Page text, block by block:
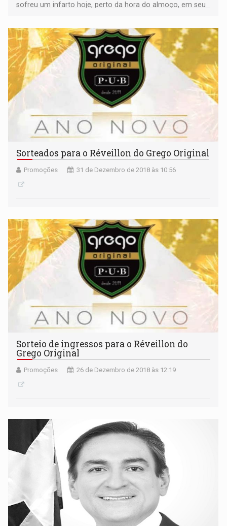
sofreu um infarto hoje, perto da hora do almoço, em seu
Sorteados para o Réveillon do Grego Original
Promoções 31 de Dezembro de 2018 às 10:56
Sorteio de ingressos para o Réveillon do
Grego Original
Promoções 26 de Dezembro de 2018 às 12:19